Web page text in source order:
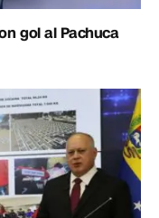
gol al Pachuca